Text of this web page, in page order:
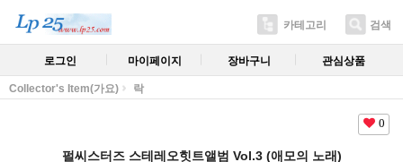
카테고리 검색
로그인 마이페이지 장바구니 관심상품
Collector's Item(가요) 락
0
펄씨스터즈 스테레오힛트앨범 Vol.3 (애모의 노래)